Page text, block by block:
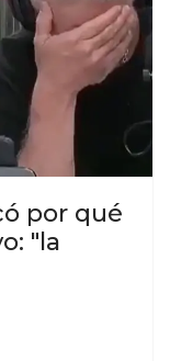
por qué
"la